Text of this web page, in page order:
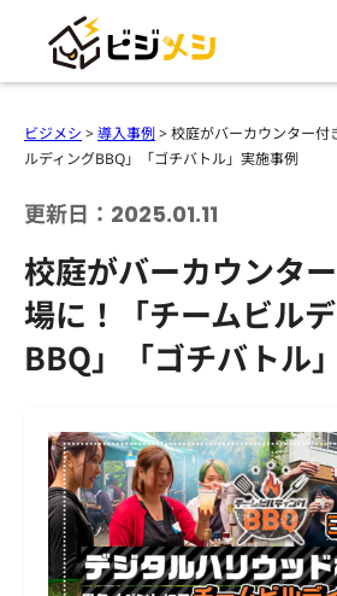
人気の提供サービス
オール社員感謝祭
格付けバトル
クイズ&ビンゴ大会
ゴチバトル
チームビルディングBBQ
チームビルディングクルーズ
オンラインイベント
TOGGLE
人気の提供サービス
オンライン格付けバトル
オンラインクイズ&ビンゴ大会
オンラインゴチバトル
オンライン社内イベントプロデュース
人気の提供サービス
ビジメシケータリング
ビジメシオードブル
オンラインフードデリバリー
季節のイベント企
TOGGLE
人気の提供サービス
春のイベント企画
秋のイベント企画
ファミリーイベント企画
周年イベント企画
社員交流イベント企画
導入事例
会社概要
まずは内容を見た
資料をダウンロ
ビジメシ >導入事例>校庭がバーカウンター付
ルディングBBQ」「ゴチバトル」実施事例
更新日：2025.01.11
校庭がバーカウンタ
場に！「チームビル
BBQ」「ゴチバトル